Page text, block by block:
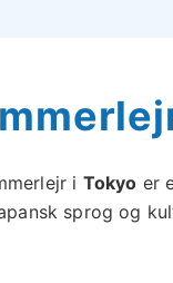
i Tokyo er
sprog og